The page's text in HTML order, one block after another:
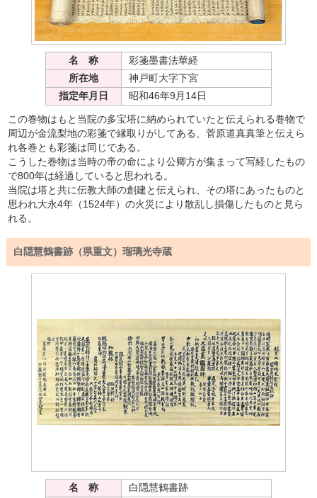
名 称
彩箋墨書法華経
所在地
神戸町大字下宮
指定年月日
昭和46年9月14日
この巻物はもと当院の多宝塔に納められていたと伝えられる巻物で
周辺が金流梨地の彩箋で縁取りがしてある、菅原道真真筆と伝えら
れ各巻とも彩箋は同じである。
こうした巻物は当時の帝の命により公卿方が集まって写経したもの
で800年は経過していると思われる。
当院は塔と共に伝教大師の創建と伝えられ、その塔にあったものと
思われ大永4年（1524年）の火災により散乱し損傷したものと見ら
れる。
白隠慧鶴書跡（県重文）瑠璃光寺蔵
名 称
白隠慧鶴書跡